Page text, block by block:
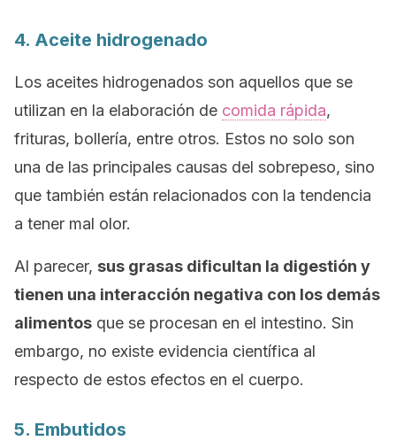
4. Aceite hidrogenado
Los aceites hidrogenados son aquellos que se
utilizan en la elaboración de comida rápida,
frituras, bollería, entre otros. Estos no solo son
una de las principales causas del sobrepeso, sino
que también están relacionados con la tendencia
a tener mal olor.
Al parecer, sus grasas dificultan la digestión y
tienen una interacción negativa con los demás
alimentos que se procesan en el intestino. Sin
embargo, no existe evidencia científica al
respecto de estos efectos en el cuerpo.
5. Embutidos